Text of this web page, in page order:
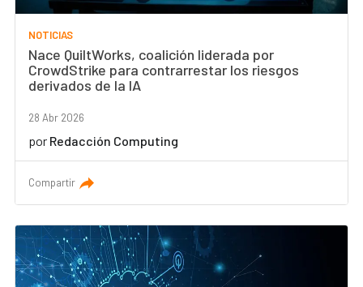
NOTICIAS
Nace QuiltWorks, coalición liderada por
CrowdStrike para contrarrestar los riesgos
derivados de la IA
28 Abr 2026
por Redacción Computing
Compartir